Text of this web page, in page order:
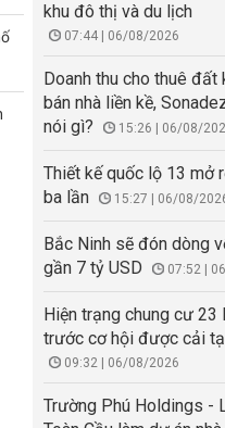
khu đô thị và du lịch
07:44 | 06/08/2026
Doanh thu cho thuê đất
bán nhà liền kề,
nói gì?
15:26 | 06/08/
Thiết kế quốc lộ 13 mở
ba lần
15:27 | 06/08/
Bắc Ninh sẽ đón dòng
gần 7 tỷ USD
07:52 |
Hiện trạng chung cư 23
trước cơ hội được cải
09:32 | 06/08/2026
Trường Phú Holdings -